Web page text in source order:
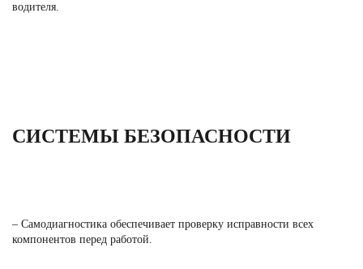
водителя.
СИСТЕМЫ БЕЗОПАСНОСТИ
– Самодиагностика обеспечивает проверку исправности всех
компонентов перед работой.